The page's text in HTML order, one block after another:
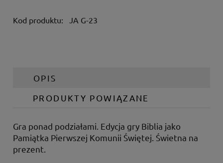
Kod produktu: JA G-23
OPIS
PRODUKTY POWIĄZANE
Gra ponad podziałami. Edycja gry Biblia jako
Pamiątka Pierwszej Komunii Świętej. Świetna na
prezent.